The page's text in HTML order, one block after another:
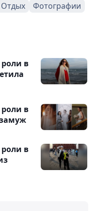
Отдых
Фотографии
в
в
в